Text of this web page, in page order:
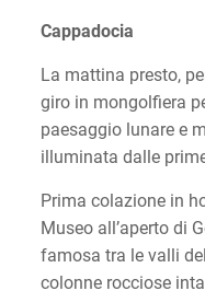
Cappadocia
La mattina presto,
giro in mongolfiera
paesaggio lunare e
illuminata dalle
Prima colazione in
Museo all’aperto di
famosa tra le valli
colonne rocciose